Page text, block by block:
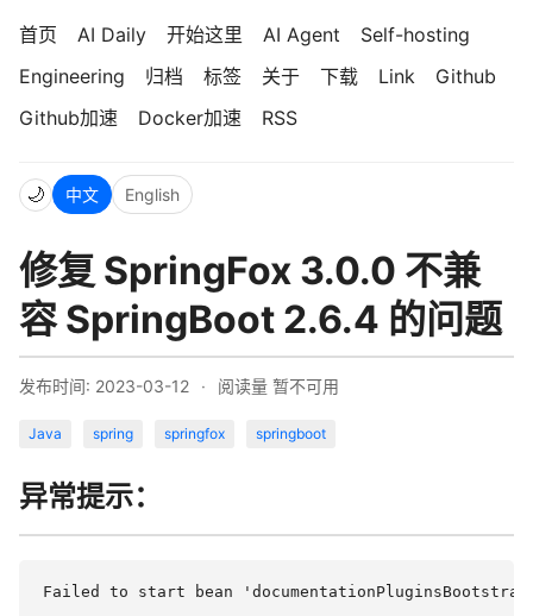
首页 AI Daily 开始这里 AI Agent
Self-hosting
Engineering
归档 标签 关于 下载 Link
Github
Github加速
Docker加速 RSS
🌙 中文 English
修复 SpringFox 3.0.0 不兼
容 SpringBoot 2.6.4 的问题
发布时间: 2023-03-12 · 阅读量 暂不可用
Java spring springfox springboot
异常提示：